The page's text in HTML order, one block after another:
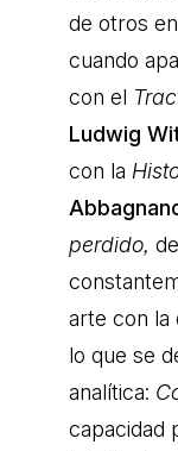
de otros
cuando
con el
Ludwig
con la
perdido, de
arte con la
lo que se
analítica:
capacidad